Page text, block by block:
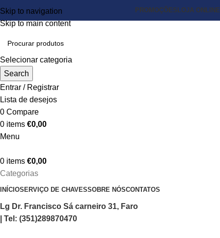
Skip to navigation
Skip to main content
PROMOÇÕES LOJA ONLINE
Selecionar categoria
Search
Entrar / Registrar
Lista de desejos
0 Compare
0 items €0,00
Menu
0 items €0,00
Categorias
INÍCIOSERVIÇO DE CHAVESSOBRE NÓSCONTATOS
Lg Dr. Francisco Sá carneiro 31, Faro
| Tel: (351)289870470